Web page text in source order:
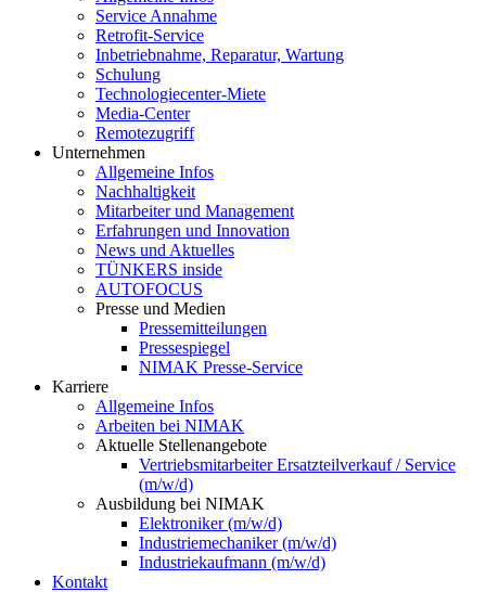
Service Annahme
Retrofit-Service
Inbetriebnahme, Reparatur, Wartung
Schulung
Technologiecenter-Miete
Media-Center
Remotezugriff
Unternehmen
Allgemeine Infos
Nachhaltigkeit
Mitarbeiter und Management
Erfahrungen und Innovation
News und Aktuelles
TÜNKERS inside
AUTOFOCUS
Presse und Medien
Pressemitteilungen
Pressespiegel
NIMAK Presse-Service
Karriere
Allgemeine Infos
Arbeiten bei NIMAK
Aktuelle Stellenangebote
Vertriebsmitarbeiter Ersatzteilverkauf / Service
(m/w/d)
Ausbildung bei NIMAK
Elektroniker (m/w/d)
Industriemechaniker (m/w/d)
Industriekaufmann (m/w/d)
Kontakt